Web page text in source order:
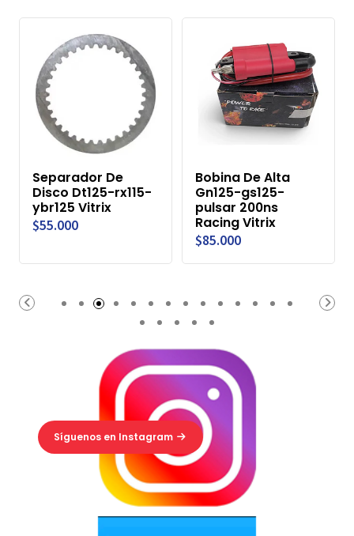
Separador De
Disco Dt125-rx115-
ybr125 Vitrix
$55.000
Bobina De Alta
Gn125-gs125-
pulsar 200ns
Racing Vitrix
$85.000
Síguenos en Instagram